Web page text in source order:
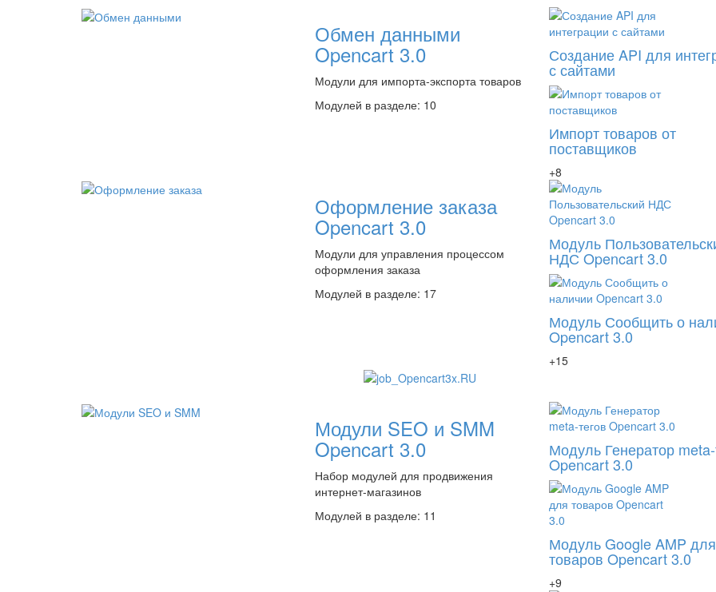
Обмен данными
Opencart 3.0
Модули для импорта-экспорта товаров
Модулей в разделе: 10
Создание API для
с сайтами
Импорт товаров от
поставщиков
+8
Оформление заказа
Opencart 3.0
Модули для управления процессом
оформления заказа
Модулей в разделе: 17
Модуль
НДС Opencart 3.0
Модуль Сообщить о
Opencart 3.0
+15
Модули SEO и SMM
Opencart 3.0
Набор модулей для продвижения
интернет-магазинов
Модулей в разделе: 11
Модуль Генератор meta-
Opencart 3.0
Модуль Google AMP для
товаров Opencart 3.0
+9